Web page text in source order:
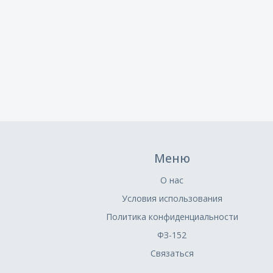
Меню
О нас
Условия использования
Политика конфиденциальности
ФЗ-152
Связаться